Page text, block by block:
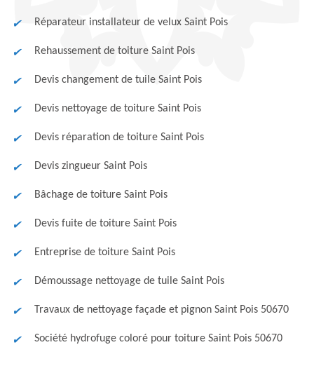
Réparateur installateur de velux Saint Pois
Rehaussement de toiture Saint Pois
Devis changement de tuile Saint Pois
Devis nettoyage de toiture Saint Pois
Devis réparation de toiture Saint Pois
Devis zingueur Saint Pois
Bâchage de toiture Saint Pois
Devis fuite de toiture Saint Pois
Entreprise de toiture Saint Pois
Démoussage nettoyage de tuile Saint Pois
Travaux de nettoyage façade et pignon Saint Pois 50670
Société hydrofuge coloré pour toiture Saint Pois 50670